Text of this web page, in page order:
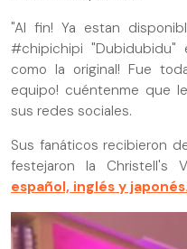
"Al fin! Ya estan
#chipichipi "Dubidubidu"
como la original! Fue
equipo! cuéntenme que
sus redes sociales.
Sus fanáticos recibieron
festejaron la Christell's
español, inglés y japonés.